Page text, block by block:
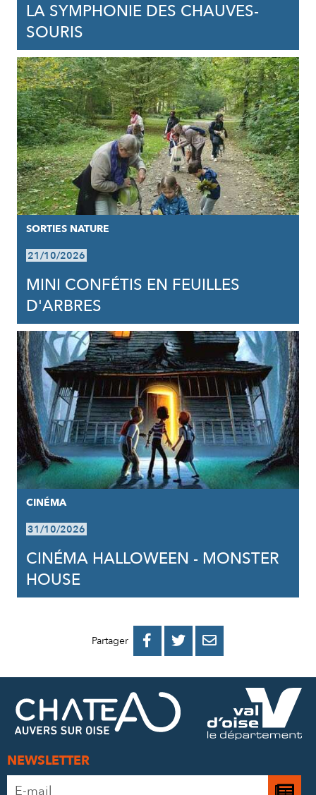
LA SYMPHONIE DES CHAUVES-
SOURIS
SORTIES NATURE
21/10/2026
MINI CONFÉTIS EN FEUILLES
D'ARBRES
CINÉMA
31/10/2026
CINÉMA HALLOWEEN - MONSTER
HOUSE
Partager 
PARTAGER
FACEBOOK
PARTAGER
PARTAGER
MAIL
NEWSLETTER
Adresse
Je